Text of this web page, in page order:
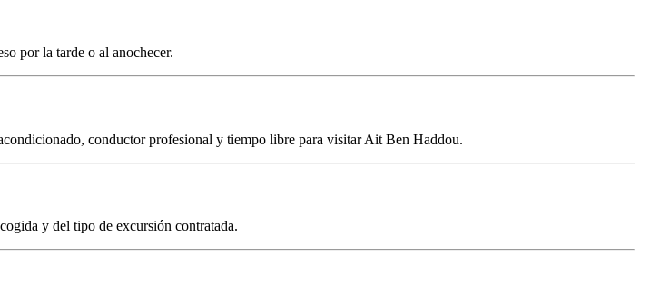
por la tarde o al anochecer.
conductor profesional y tiempo libre para visitar Ait Ben Haddou.
y del tipo de excursión contratada.